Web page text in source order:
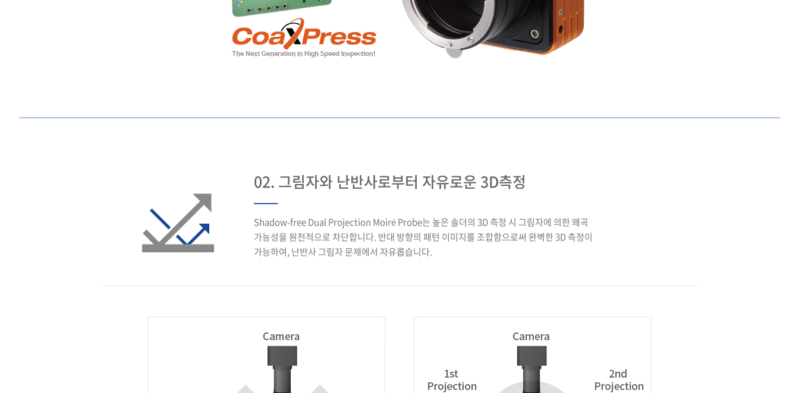
02. 그림자와 난반사로부터 자유로운 3D측정
Shadow-free Dual Projection Moiré Probe는 높은 솔더의 3D 측정 시 그림자에 의한 왜곡
가능성을 원천적으로 차단합니다. 반대 방향의 패턴 이미지를 조합함으로써 완벽한 3D 측정이
가능하여, 난반사 그림자 문제에서 자유롭습니다.